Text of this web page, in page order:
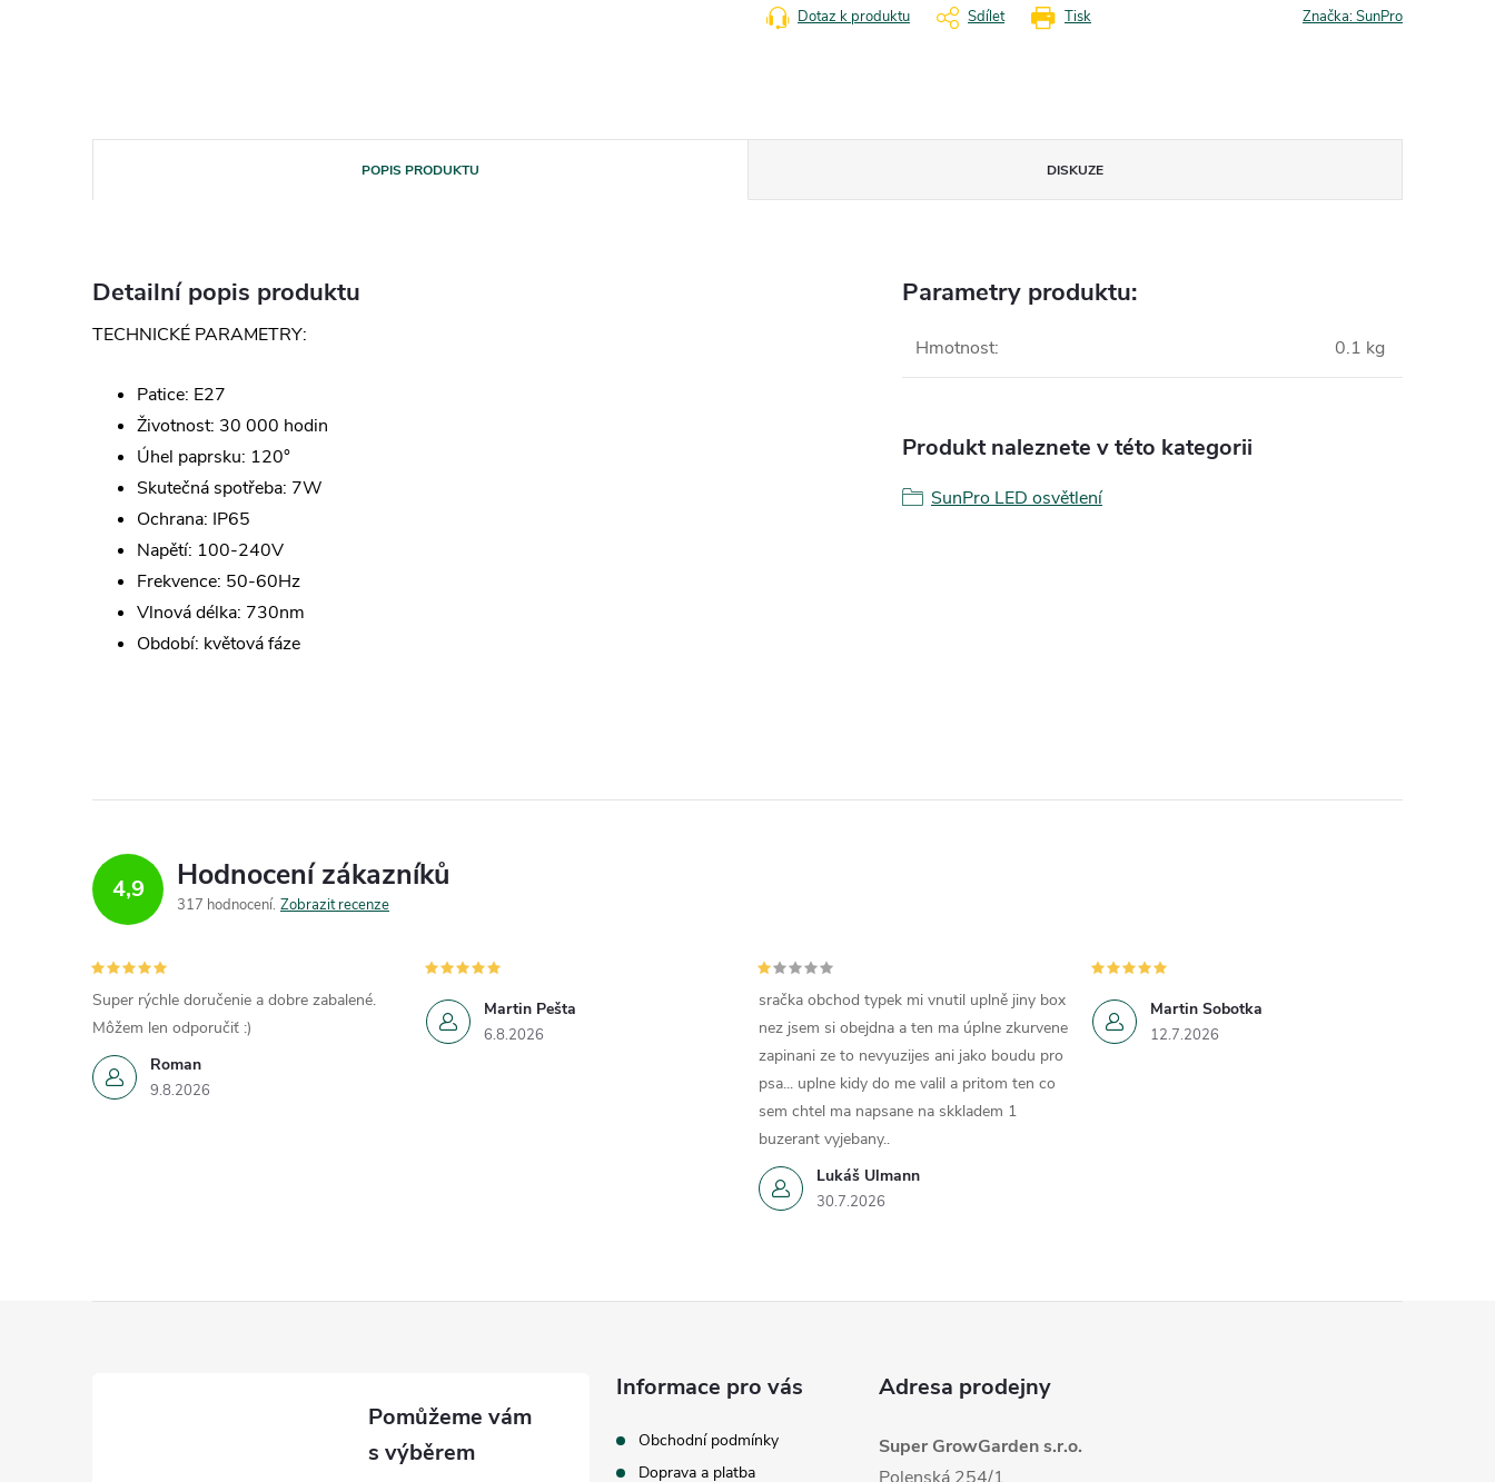
Tisk
Dotaz k produktu Sdílet Značka:SunPro
POPIS PRODUKTU DISKUZE
Detailní popis produktu
TECHNICKÉ PARAMETRY:
Patice: E27
Životnost: 30 000 hodin
Úhel paprsku: 120°
Skutečná spotřeba: 7W
Ochrana: IP65
Napětí: 100-240V
Frekvence: 50-60Hz
Vlnová délka: 730nm
Období: květová fáze
Parametry produktu:
Hmotnost: 0.1 kg
Produkt naleznete v této kategorii
SunPro LED osvětlení
4,9 Hodnocení zákazníků
317 hodnocení Zobrazit recenze
Roman
9.8.2026
Super rýchle doručenie a dobre zabalené.
Môžem len odporučiť :)
Martin Pešta
6.8.2026
Lukáš Ulmann
30.7.2026
sračka obchod typek mi vnutil uplně jiny box
nez jsem si obejdna a ten ma úplne zkurvene
zapinani ze to nevyuzijes ani jako boudu pro
psa... uplne kidy do me valil a pritom ten co
sem chtel ma napsane na skkladem 1
buzerant vyjebany..
Martin Sobotka
12.7.2026
Informace pro vás
Obchodní podmínky
Doprava a platba
Adresa prodejny
Super GrowGarden s.r.o.